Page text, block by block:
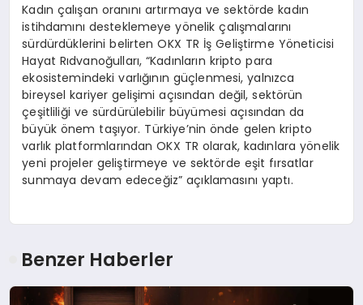
Kadın çalışan oranını artırmaya ve sektörde kadın
istihdamını desteklemeye yönelik çalışmalarını
sürdürdüklerini belirten OKX TR İş Geliştirme Yöneticisi
Hayat Rıdvanoğulları, “Kadınların kripto para
ekosistemindeki varlığının güçlenmesi, yalnızca
bireysel kariyer gelişimi açısından değil, sektörün
çeşitliliği ve sürdürülebilir büyümesi açısından da
büyük önem taşıyor. Türkiye’nin önde gelen kripto
varlık platformlarından OKX TR olarak, kadınlara yönelik
yeni projeler geliştirmeye ve sektörde eşit fırsatlar
sunmaya devam edeceğiz” açıklamasını yaptı.
Benzer Haberler